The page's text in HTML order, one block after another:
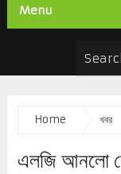
Menu
Home খবর
এলজি আনলো